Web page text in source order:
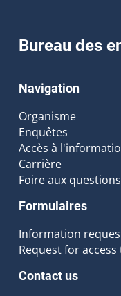
Bureau des
Navigation
Organisme
Enquêtes
Accès à
Carrière
Foire aux questions
Formulaires
Information
Request for
Contact us